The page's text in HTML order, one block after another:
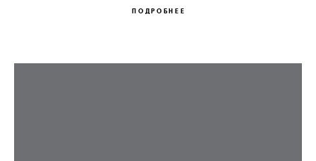
ПОДРОБНЕЕ